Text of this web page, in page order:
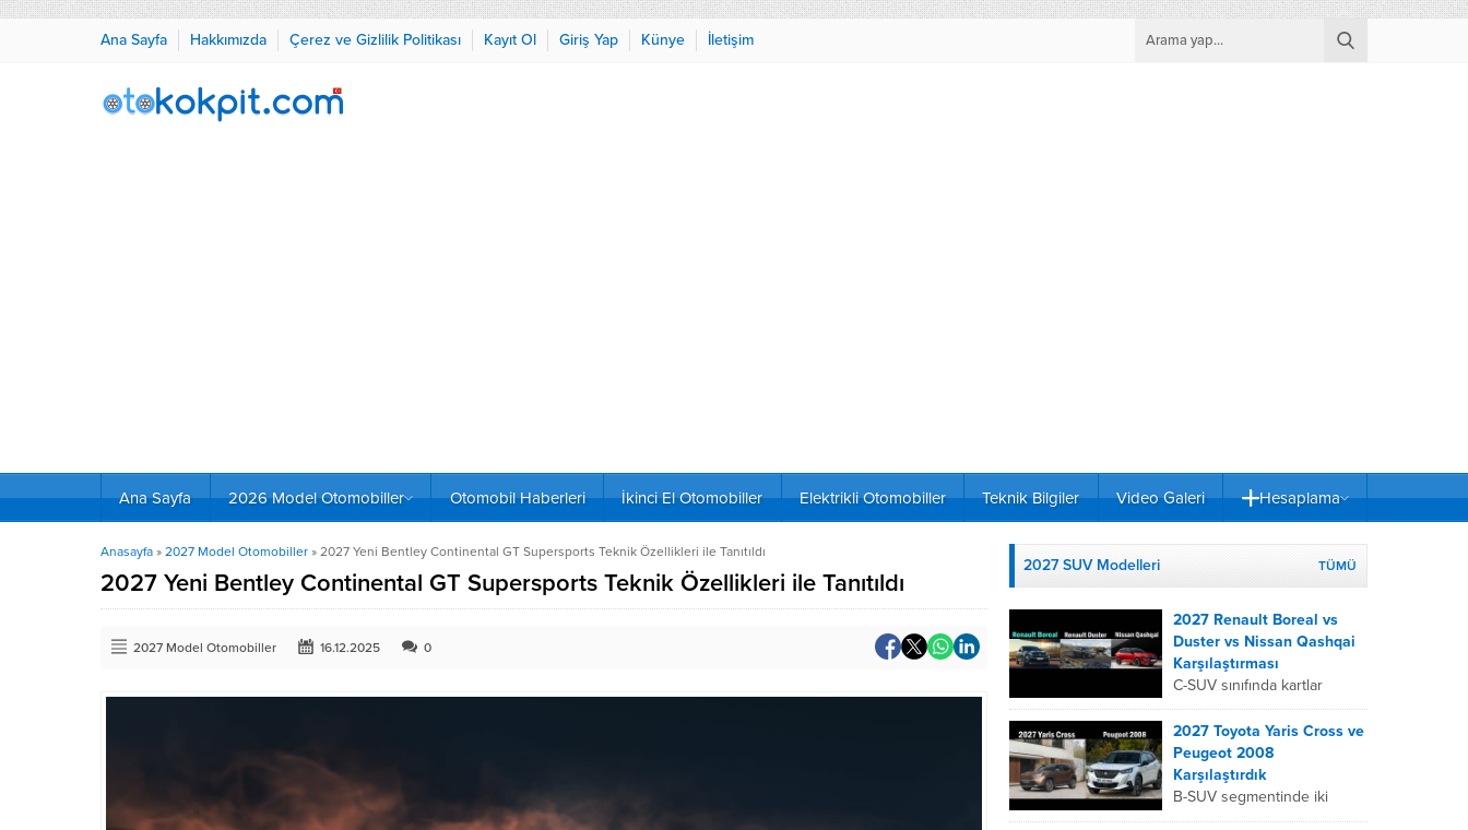
Ana Sayfa Hakkımızda Çerez ve Gizlilik Politikası Kayıt Ol Giriş Yap Künye İletişim
Ana Sayfa 2026 Model Otomobiller Otomobil Haberleri İkinci El Otomobiller Elektrikli Otomobiller Teknik Bilgiler Video Galeri Hesaplama
Anasayfa » 2027 Model Otomobiller » 2027 Yeni Bentley Continental GT Supersports Teknik Özellikleri ile Tanıtıldı
2027 Yeni Bentley Continental GT Supersports Teknik Özellikleri ile Tanıtıldı
2027 Model Otomobiller 16.12.2025 0
2027 SUV Modelleri TÜMÜ
2027 Renault Boreal vs
Duster vs Nissan Qashqai
Karşılaştırması
C-SUV sınıfında kartlar
yeniden dağıtıldı. 2027
Renault Boreal, Renault
Duster ve Nissan Qashqai;
her biri farklı bir sürüş
deneyimi, motor...
2027 Toyota Yaris Cross ve
Peugeot 2008
Karşılaştırdık
B-SUV segmentinde iki
önemli oyuncu olan 2027